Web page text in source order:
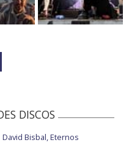
DISCOS
David Bisbal, Eternos